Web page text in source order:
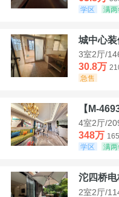
学区
满
城中心
3室2厅/
30.8万
急售
【M-
4室2厅/
348万
学区
满
2室2厅/